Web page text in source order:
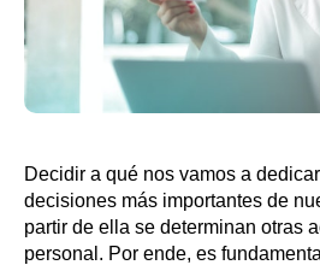
Decidir a qué nos vamos a
decisiones más importantes de
partir de ella se determinan otras
personal. Por ende, es